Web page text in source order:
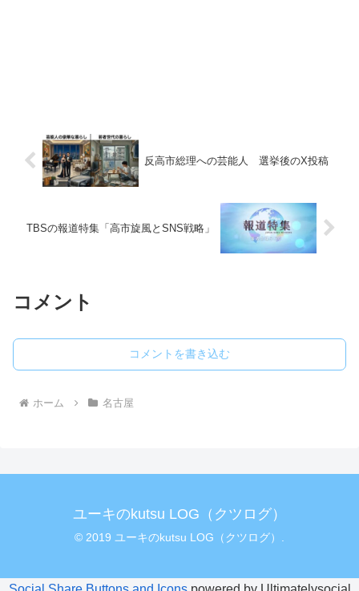
反高市総理への芸能人 選挙後のX投稿
TBSの報道特集「高市旋風とSNS戦略」
コメント
コメントを書き込む
ホーム 名古屋
ユーキのkutsu LOG（クツログ）
© 2019 ユーキのkutsu LOG（クツログ）.